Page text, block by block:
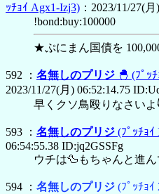
ｯﾁｮｲ Agx1-Izj3) ：2023/11/27(
!bond:buy:100000
★ぷにまん国債を
592 ： 名無しのプリジ 🐣 (ﾌﾟｯ
2023/11/27(月) 06:52:14.75
早くクソ鳥殴りなさいよ
593 ： 名無しのプリジ (ﾌﾟｯﾁｮ
06:54:55.38 ID:jq2GSSFg
ウチは🦆もちゃんと進
594 ： 名無しのプリジ (ﾌﾟｯﾁｮｲ